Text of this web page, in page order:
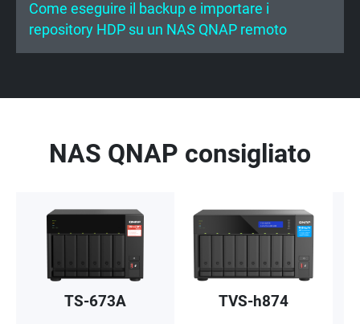
Come eseguire il backup e importare i
repository HDP su un NAS QNAP remoto
NAS QNAP consigliato
TS-673A TVS-h874